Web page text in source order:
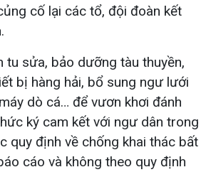
cố lại các tổ, đội đoàn kết
tu sửa, bảo dưỡng tàu thuyền,
bị hàng hải, bổ sung ngư lưới
dò cá… để vươn khơi đánh
ký cam kết với ngư dân trong
quy định về chống khai thác bất
cáo và không theo quy định